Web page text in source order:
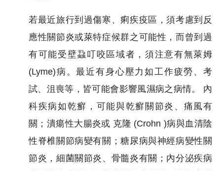
若最近旅行到過傷寒、痢疾疫區，須考慮到反
應性關節炎或萊特症候群之可能性，而曾到過
有可能受壁蝨叮咬區域者，須注意有無萊姆
(Lyme)病。最近有身心壓力如工作疲勞、考
試、沮喪等，皆可能會影響風濕病之病情。 內
科疾病如乾癬，可能與乾癬關節炎、痛風有
關；潰瘍性大腸炎或 克隆 (Crohn )病與血清陰
性脊椎關節病變有關；糖尿病與神經病變性關
節炎，細菌關節炎、骨髓炎有關；內分泌疾病